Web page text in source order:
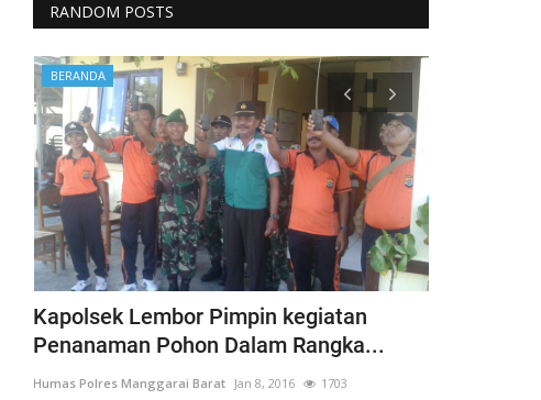
RANDOM POSTS
BERANDA
Kapolsek Lembor Pimpin kegiatan
Penanaman Pohon Dalam Rangka...
Humas Polres Manggarai Barat Jan 8, 2016 1703